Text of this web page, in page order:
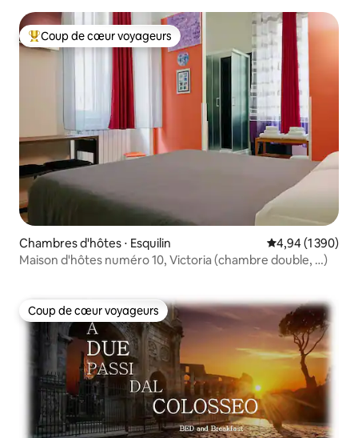
Coups de cœur voyageurs les plus appréciés
Coup de cœur voyageurs
Chambres d'hôtes ⋅ Esquilin Évaluation
4,94 (1 390)
Maison d'hôtes numéro 10, Victoria (chambre double, …)
Coup de cœur voyageurs
Coup de cœur voyageurs